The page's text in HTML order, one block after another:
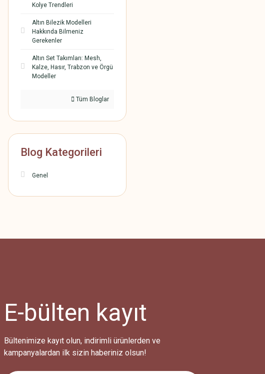
Kolye Trendleri
Altın Bilezik Modelleri
Hakkında Bilmeniz
Gerekenler
Altın Set Takımları: Mesh,
Kalze, Hasır, Trabzon ve Örgü
Modeller
Tüm Bloglar
Blog Kategorileri
Genel
E-bülten kayıt
Bültenimize kayıt olun, indirimli ürünlerden ve
kampanyalardan ilk sizin haberiniz olsun!